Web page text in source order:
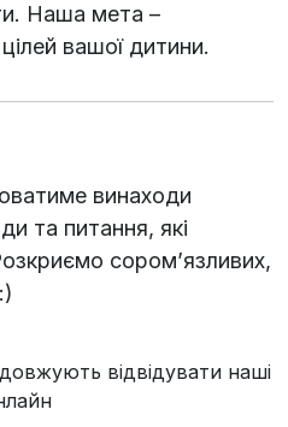
Наша мета –
вашої дитини.
винаходи
та питання, які
соромʼязливих,
відвідувати наші